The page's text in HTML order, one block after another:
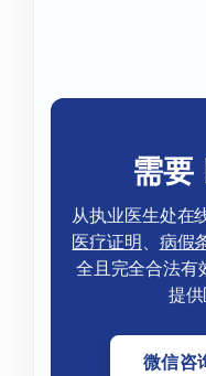
需要
从执业医生处在
医疗证明
病假
全且完全合法有
提供
微信咨